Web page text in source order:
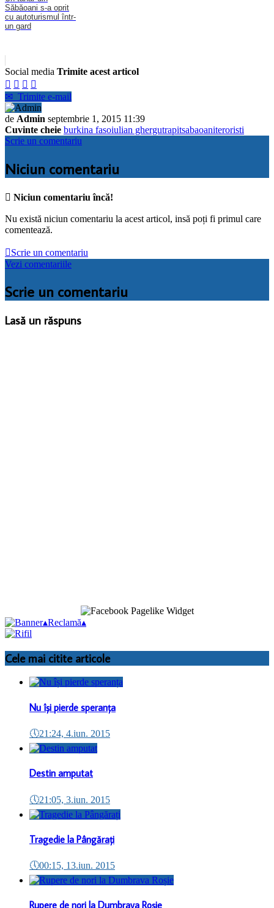
Săbăoani s-a oprit
cu autoturismul într-
un gard
Social media Trimite acest articol
   
✉ Trimite e-mail
de Admin septembrie 1, 2015 11:39
Cuvinte cheie burkina fasoiulian ghergutrapitsabaoaniteroristi
Scrie un comentariu
Niciun comentariu
 Niciun comentariu încă!
Nu există niciun comentariu la acest articol, insă poți fi primul care
comentează.
Scrie un comentariu
Vezi comentariile
Scrie un comentariu
Lasă un răspuns
▴Reclamă▴
Cele mai citite articole
Nu își pierde speranța
🕔21:24, 4.iun. 2015
Destin amputat
🕔21:05, 3.iun. 2015
Tragedie la Pângărați
🕔00:15, 13.iun. 2015
Rupere de nori la Dumbrava Roșie